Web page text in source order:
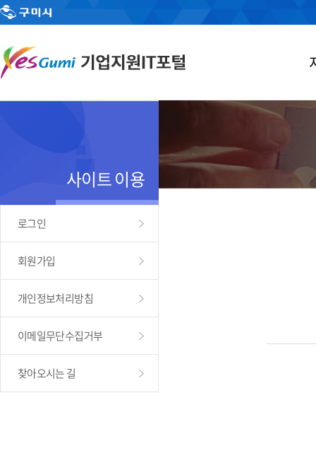
사이트 이용
로그인
회원가입
개인정보처리방침
이메일무단수집거부
찾아오시는 길